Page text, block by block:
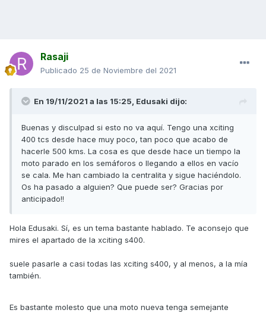
Rasaji
Publicado 25 de Noviembre del 2021
En 19/11/2021 a las 15:25, Edusaki dijo:
Buenas y disculpad si esto no va aquí. Tengo una xciting
400 tcs desde hace muy poco, tan poco que acabo de
hacerle 500 kms. La cosa es que desde hace un tiempo la
moto parado en los semáforos o llegando a ellos en vacío
se cala. Me han cambiado la centralita y sigue haciéndolo.
Os ha pasado a alguien? Que puede ser? Gracias por
anticipado!!
Hola Edusaki. Sí, es un tema bastante hablado. Te aconsejo que
mires el apartado de la xciting s400.
suele pasarle a casi todas las xciting s400, y al menos, a la mía
también.
Es bastante molesto que una moto nueva tenga semejante